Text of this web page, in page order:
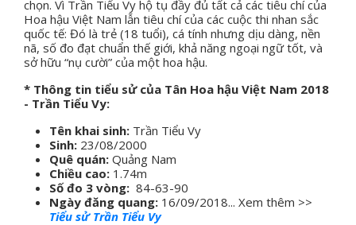
chọn. Vì Trần Tiểu Vy hộ tụ đầy đủ tất cả các tiêu chí của
Hoa hậu Việt Nam lẫn tiêu chí của các cuộc thi nhan sắc
quốc tế: Đó là trẻ (18 tuổi), cá tính nhưng dịu dàng, nền
nã, số đo đạt chuẩn thế giới, khả năng ngoại ngữ tốt, và
sở hữu “nụ cười” của một hoa hậu.
* Thông tin tiểu sử của Tân Hoa hậu Việt Nam 2018
- Trần Tiểu Vy:
Tên khai sinh: Trần Tiểu Vy
Sinh: 23/08/2000
Quê quán: Quảng Nam
Chiều cao: 1.74m
Số đo 3 vòng: 84-63-90
Ngày đăng quang: 16/09/2018... Xem thêm >>
Tiểu sử Trần Tiểu Vy